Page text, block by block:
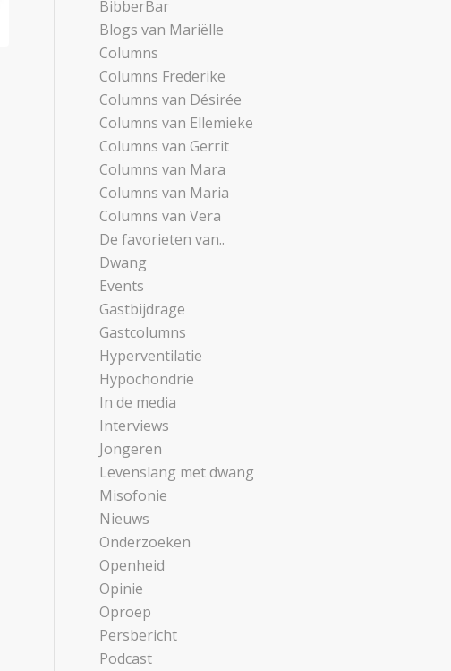
BibberBar
Blogs van Mariëlle
Columns
Columns Frederike
Columns van Désirée
Columns van Ellemieke
Columns van Gerrit
Columns van Mara
Columns van Maria
Columns van Vera
De favorieten van..
Dwang
Events
Gastbijdrage
Gastcolumns
Hyperventilatie
Hypochondrie
In de media
Interviews
Jongeren
Levenslang met dwang
Misofonie
Nieuws
Onderzoeken
Openheid
Opinie
Oproep
Persbericht
Podcast